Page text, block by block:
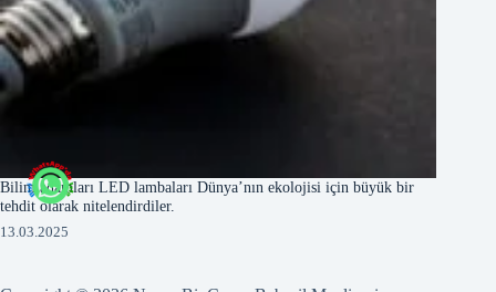
Bilim adamları LED lambaları Dünya’nın ekolojisi için büyük bir
tehdit olarak nitelendirdiler.
13.03.2025